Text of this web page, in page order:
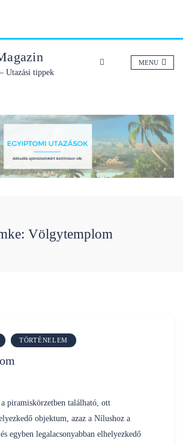
Utazási tippek
MENU
Völgytemplom
TÖRTÉNELEM
piramiskörzetben található, ott
objektum, azaz a Nílushoz a
egyben legalacsonyabban elhelyezkedő